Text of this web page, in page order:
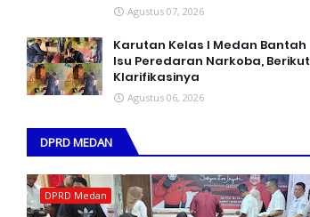
Agustus 07, 2026
Karutan Kelas I Medan Bantah
Isu Peredaran Narkoba, Berikut
Klarifikasinya
Agustus 06, 2026
DPRD MEDAN
DPRD Medan